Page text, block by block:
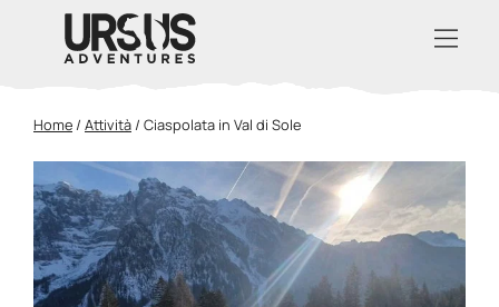
Home / Attività / Ciaspolata in Val di Sole